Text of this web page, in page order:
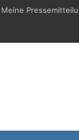
Meine